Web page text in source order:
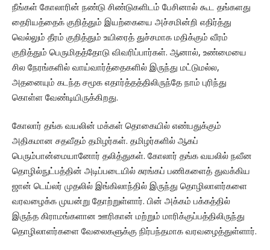
நீங்கள் கோலாரின் நண்டு சிண்டுகளிடம் பேசினால் கூட தங்களது
தைரியத்தைக் குறித்தும் இயற்கையை அச்சமின்றி எதிர்த்து
வெல்லும் தீரம் குறித்தும் உயிரைத் துச்சமாக மதிக்கும் வீரம்
குறித்தும் பெருமிதத்தோடு விவரிப்பார்கள். ஆனால், உண்மையை
சில நேரங்களில் வாய்வார்த்தைகளில் இருந்து மட்டுமல்ல,
அதனையும் கடந்த சமூக எதார்த்தத்திலிருந்தே நாம் புரிந்து
கொள்ள வேண்டியிருக்கிறது.
கோலார் தங்க வயலின் மக்கள் தொகையில் எண்பதுக்கும்
அதிகமான சதவீதம் தமிழர்கள். தமிழர்களில் ஆகப்
பெரும்பான்மையானோர் தலித்துகள். கோலார் தங்க வயலில் நவீன
தொழில்நுட்பத்தின் அடிப்படையில் சுரங்கப் பணிகளைத் துவக்கிய
ஜான் டெய்லர் முதலில் இங்கிலாந்தில் இருந்து தொழிலாளர்களை
வரவழைக்க முயன்று தோற்றுள்ளார். பின் அக்கம் பக்கத்தில்
இருந்த கிராமங்களான ஊரிகான் மற்றும் மாரிக்குப்பத்திலிருந்து
தொழிலாளர்களை வேலைகளுக்கு நிர்பந்தமாக வரவழைத்துள்ளார்.